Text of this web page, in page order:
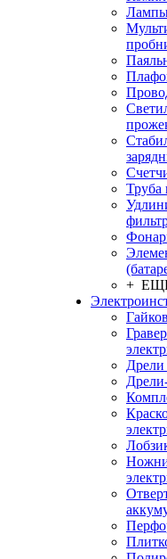
Труба
+
Дрели